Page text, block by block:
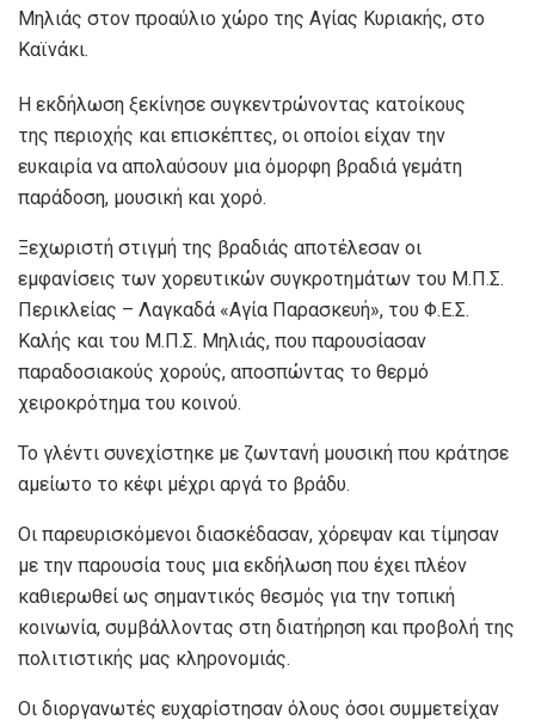
Μηλιάς στον προαύλιο χώρο της Αγίας Κυριακής, στο
Καϊνάκι.
Η εκδήλωση ξεκίνησε συγκεντρώνοντας κατοίκους
της περιοχής και επισκέπτες, οι οποίοι είχαν την
ευκαιρία να απολαύσουν μια όμορφη βραδιά γεμάτη
παράδοση, μουσική και χορό.
Ξεχωριστή στιγμή της βραδιάς αποτέλεσαν οι
εμφανίσεις των χορευτικών συγκροτημάτων του Μ.Π.Σ.
Περικλείας – Λαγκαδά «Αγία Παρασκευή», του Φ.Ε.Σ.
Καλής και του Μ.Π.Σ. Μηλιάς, που παρουσίασαν
παραδοσιακούς χορούς, αποσπώντας το θερμό
χειροκρότημα του κοινού.
Το γλέντι συνεχίστηκε με ζωντανή μουσική που κράτησε
αμείωτο το κέφι μέχρι αργά το βράδυ.
Οι παρευρισκόμενοι διασκέδασαν, χόρεψαν και τίμησαν
με την παρουσία τους μια εκδήλωση που έχει πλέον
καθιερωθεί ως σημαντικός θεσμός για την τοπική
κοινωνία, συμβάλλοντας στη διατήρηση και προβολή της
πολιτιστικής μας κληρονομιάς.
Οι διοργανωτές ευχαρίστησαν όλους όσοι συμμετείχαν